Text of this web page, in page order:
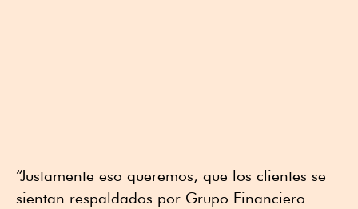
“Justamente eso queremos, que los clientes se
sientan respaldados por Grupo Financiero